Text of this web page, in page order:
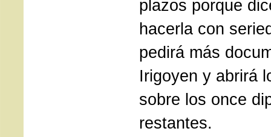
plazos porque
hacerla con
pedirá más
Irigoyen y abrirá
sobre los once
restantes.